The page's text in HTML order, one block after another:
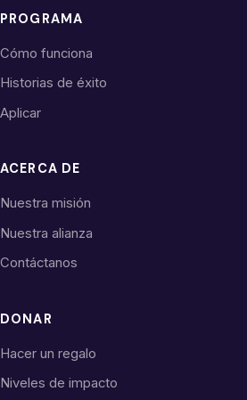
PROGRAMA
Cómo funciona
Historias de éxito
Aplicar
ACERCA DE
Nuestra misión
Nuestra alianza
Contáctanos
DONAR
Hacer un regalo
Niveles de impacto